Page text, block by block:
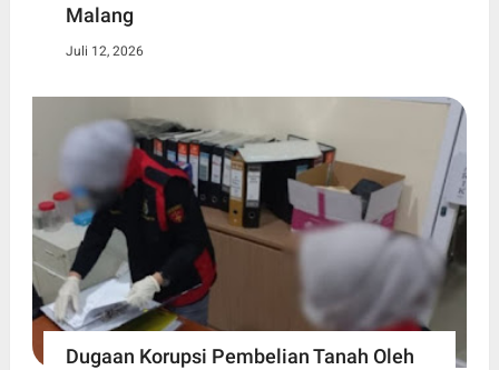
Malang
Juli 12, 2026
Dugaan Korupsi Pembelian Tanah Oleh